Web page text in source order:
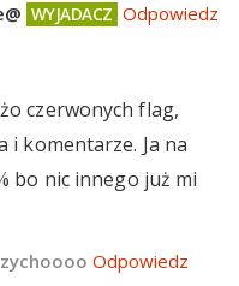
Odpowiedz
czerwonych flag,
i komentarze. Ja na
bo nic innego już mi
Odpowiedz